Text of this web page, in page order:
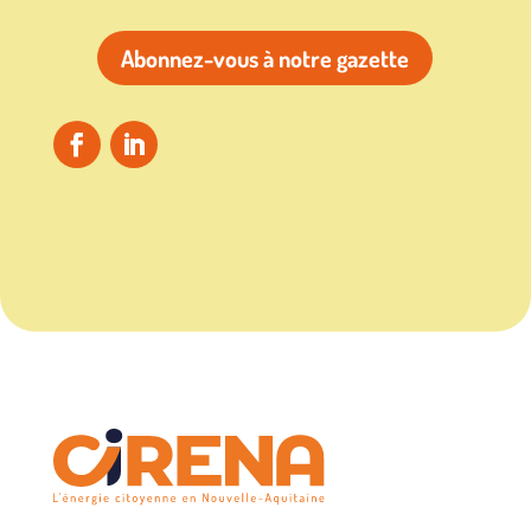
Abonnez-vous à notre gazette